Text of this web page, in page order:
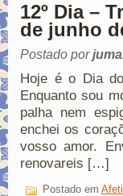
12º Dia –
de junho
Postado por
Hoje é o Dia
Enquanto sou
palha nem
enchei os
vosso amor.
renovareis […]
Postado em